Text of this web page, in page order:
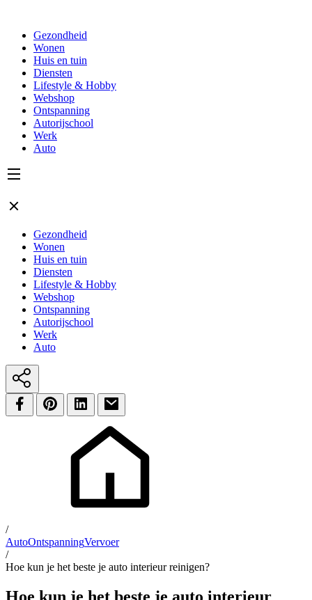
Gezondheid
Wonen
Huis en tuin
Diensten
Lifestyle & Hobby
Webshop
Ontspanning
Autorijschool
Werk
Auto
Gezondheid
Wonen
Huis en tuin
Diensten
Lifestyle & Hobby
Webshop
Ontspanning
Autorijschool
Werk
Auto
/
AutoOntspanningVervoer
/
Hoe kun je het beste je auto interieur reinigen?